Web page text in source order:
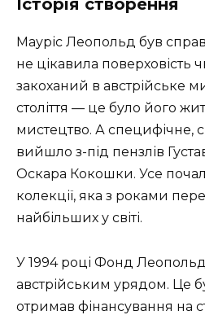
Історія створення
Мауріс Леопольд був
не цікавила поверховість
закоханий в австрійське
століття — це було його
мистецтво. А специфічне,
вийшло з-під пензлів
Оскара Кокошки. Усе
колекції, яка з роками
найбільших у світі.
У 1994 році Фонд
австрійським урядом. Це
отримав фінансування на